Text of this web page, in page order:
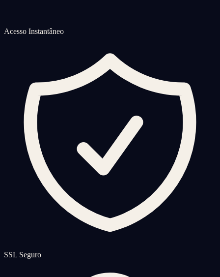
Acesso Instantâneo
SSL Seguro